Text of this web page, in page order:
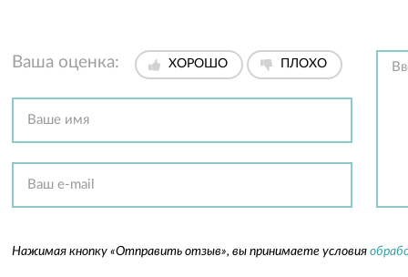
Ваша оценка: ХОРОШО ПЛОХО
Нажимая кнопку «Отправить отзыв», вы принимаете условия